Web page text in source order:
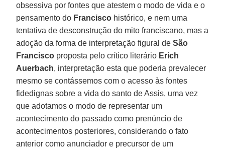
obsessiva por fontes que atestem o modo de vida e o
pensamento do Francisco histórico, e nem uma
tentativa de desconstrução do mito franciscano, mas a
adoção da forma de interpretação figural deSão
Francisco proposta pelo crítico literário Erich
Auerbach, interpretação esta que poderia prevalecer
mesmo se contássemos com o acesso às fontes
fidedignas sobre a vida do santo de Assis, uma vez
que adotamos o modo de representar um
acontecimento do passado como prenúncio de
acontecimentos posteriores, considerando o fato
anterior como anunciador e precursor de um